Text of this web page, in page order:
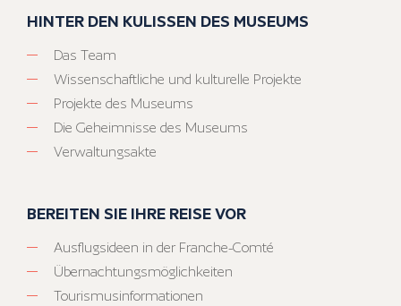
HINTER DEN KULISSEN DES MUSEUMS
Das Team
Wissenschaftliche und kulturelle Projekte
Projekte des Museums
Die Geheimnisse des Museums
Verwaltungsakte
BEREITEN SIE IHRE REISE VOR
Ausflugsideen in der Franche-Comté
Übernachtungsmöglichkeiten
Tourismusinformationen